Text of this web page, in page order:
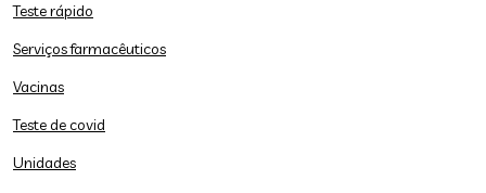
Teste rápido
Serviços farmacêuticos
Vacinas
Teste de covid
Unidades